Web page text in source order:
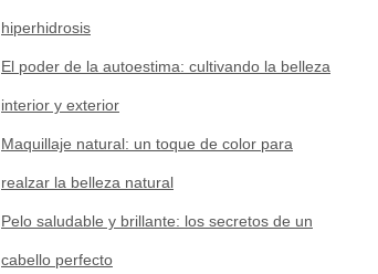
hiperhidrosis
El poder de la autoestima: cultivando la belleza
interior y exterior
Maquillaje natural: un toque de color para
realzar la belleza natural
Pelo saludable y brillante: los secretos de un
cabello perfecto